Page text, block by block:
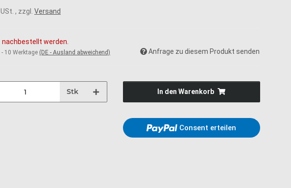
, zzgl. Versand
nachbestellt werden.
- 10 Werktage (DE - Ausland abweichend) Anfrage zu diesem Produkt senden
Stk In den Warenkorb
Consent erteilen